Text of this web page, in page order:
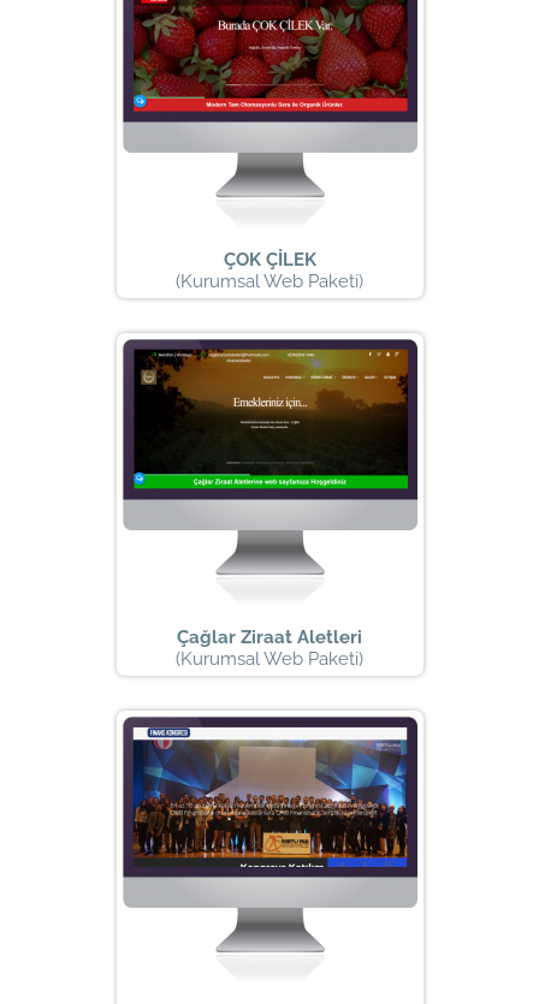
ÇOK ÇİLEK
(Kurumsal Web Paketi)
Çağlar Ziraat Aletleri
(Kurumsal Web Paketi)